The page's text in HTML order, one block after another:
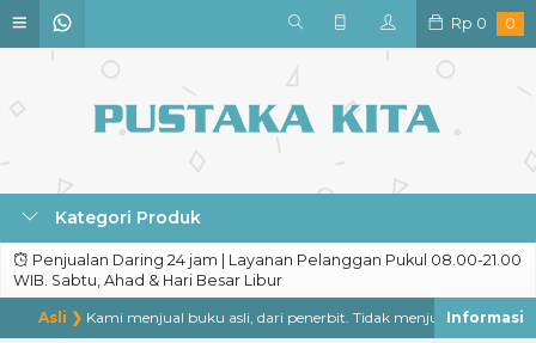
Rp 0 0
Kategori Produk
Penjualan Daring 24 jam | Layanan Pelanggan Pukul 08.00-21.00
WIB. Sabtu, Ahad & Hari Besar Libur
Asli ❯ Kami menjual buku asli, dari penerbit. Tidak menjual buku